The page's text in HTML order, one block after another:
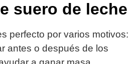
suero de leche
perfecto por varios motivos:
antes o después de los